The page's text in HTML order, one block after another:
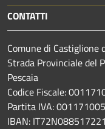
CONTATTI
Comune di Castiglione
Strada Provinciale del
Pescaia
Codice Fiscale:
Partita IVA:
IBAN: